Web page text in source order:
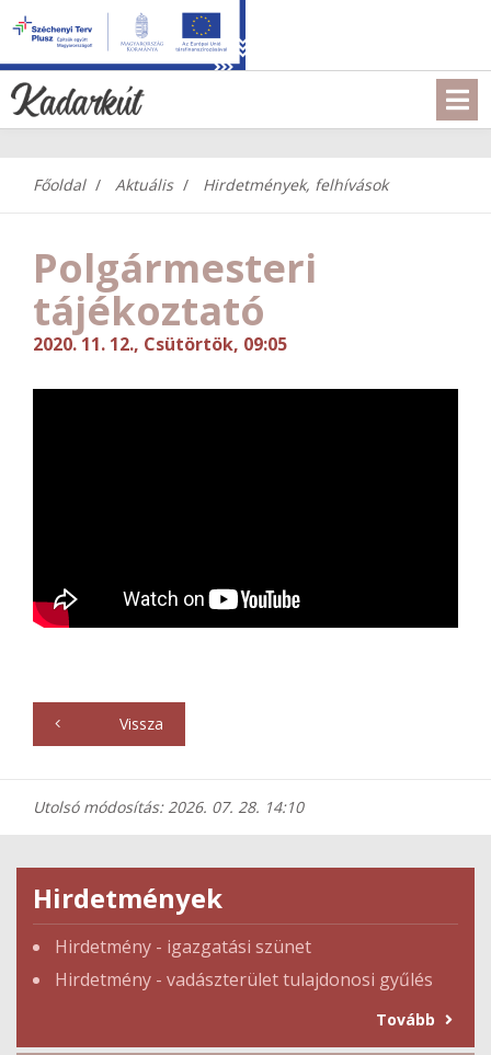
Főoldal Aktuális Hirdetmények, felhívások
Polgármesteri
tájékoztató
2020. 11. 12., Csütörtök, 09:05
Vissza
Utolsó módosítás: 2026. 07. 28. 14:10
Hirdetmények
Hirdetmény - igazgatási szünet
Hirdetmény - vadászterület tulajdonosi gyűlés
Tovább